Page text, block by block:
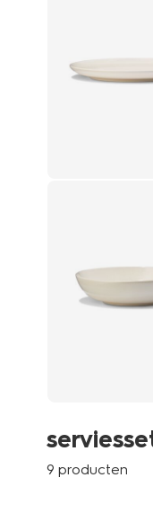
9 producten